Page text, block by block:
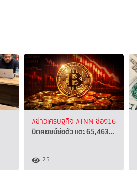
#ข่าวเศรษฐกิจ #TNN ช่อง16
บิตคอยน์ย่อตัว แตะ 65,463…
25